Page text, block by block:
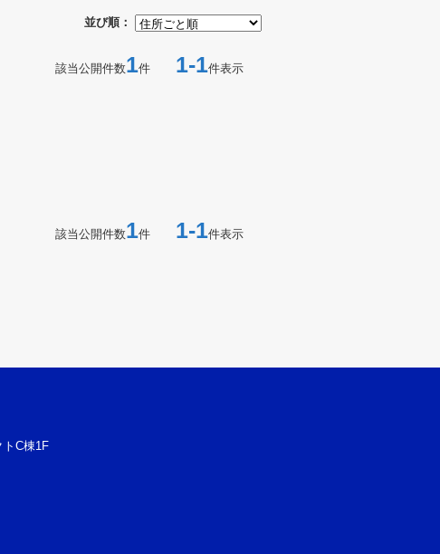
並び順：
該当公開件数1件 1-1件表示
該当公開件数1件 1-1件表示
トC棟1F